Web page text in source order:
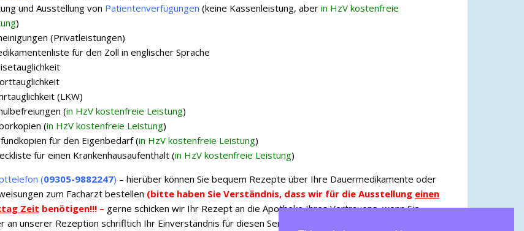
und Ausstellung von Patientenverfügungen (keine Kassenleistung, aber in HzV kostenfreie
)
(Privatleistungen)
für den Zoll in englischer Sprache
(LKW)
(in HzV kostenfreie Leistung)
(in HzV kostenfreie Leistung)
für den Eigenbedarf (in HzV kostenfreie Leistung)
für einen Krankenhausaufenthalt (in HzV kostenfreie Leistung)
(09305-9882247) – hierüber können Sie bequem Rezepte über Ihre Dauermedikamente oder
zum Facharzt bestellen (bitte haben Sie Verständnis, dass wir für die Ausstellung einen
Zeit benötigen!!! – gerne schicken wir Ihr Rezept an die Apotheke Ihres Vertrauens, wenn Sie
an unserer Rezeption schrifltich Ihr Einverständnis für diesen Service gegeben haben). Sollte die